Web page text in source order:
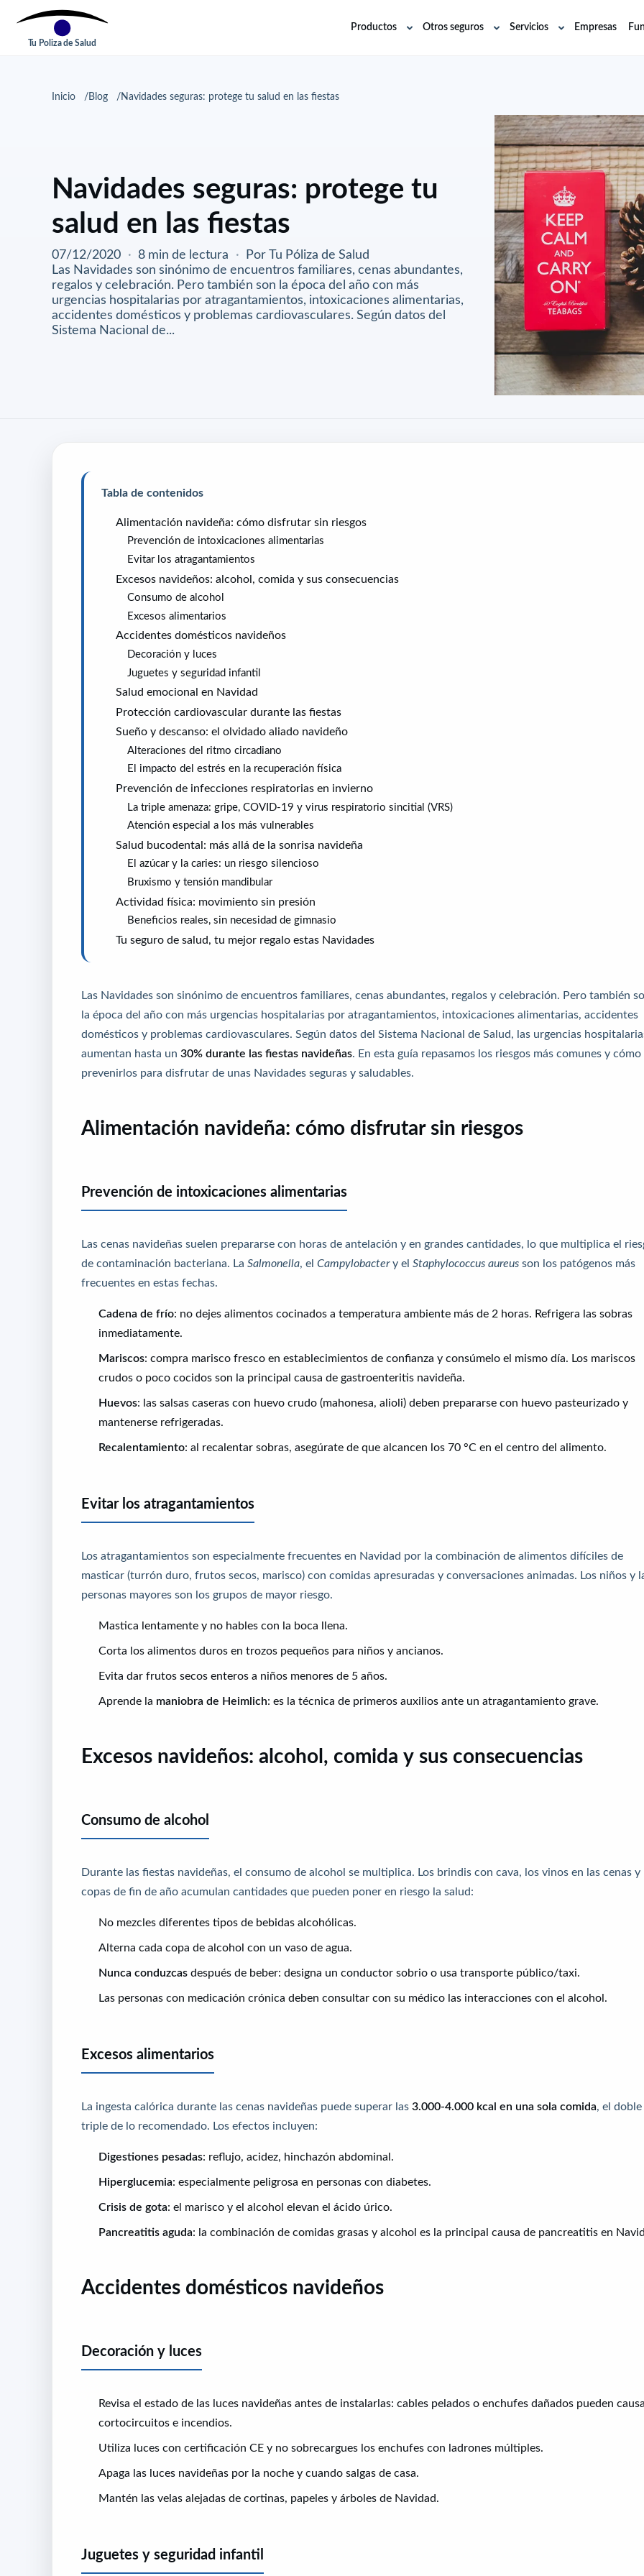
Tu Poliza de Salud
Productos
AbrirOtros seguros
AbrirServicios
AbrirEmpresas
Inicio Blog Navidades seguras: protege tu salud en las fiestas
Navidades seguras: protege tu
salud en las fiestas
07/12/2020 · 8 min de lectura ·
Por Tu Póliza de Salud
Las Navidades son sinónimo de encuentros familiares, cenas abundantes,
regalos y celebración. Pero también son la época del año con más
urgencias hospitalarias por atragantamientos, intoxicaciones alimentarias,
accidentes domésticos y problemas cardiovasculares. Según datos del
Sistema Nacional de...
Tabla de contenidos
Alimentación navideña: cómo disfrutar sin riesgos
Prevención de intoxicaciones alimentarias
Evitar los atragantamientos
Excesos navideños: alcohol, comida y sus consecuencias
Consumo de alcohol
Excesos alimentarios
Accidentes domésticos navideños
Decoración y luces
Juguetes y seguridad infantil
Salud emocional en Navidad
Protección cardiovascular durante las fiestas
Sueño y descanso: el olvidado aliado navideño
Alteraciones del ritmo circadiano
El impacto del estrés en la recuperación física
Prevención de infecciones respiratorias en invierno
La triple amenaza: gripe, COVID-19 y virus respiratorio sincitial (VRS)
Atención especial a los más vulnerables
Salud bucodental: más allá de la sonrisa navideña
El azúcar y la caries: un riesgo silencioso
Bruxismo y tensión mandibular
Actividad física: movimiento sin presión
Beneficios reales, sin necesidad de gimnasio
Tu seguro de salud, tu mejor regalo estas Navidades
Las Navidades son sinónimo de encuentros familiares, cenas abundantes, regalos y celebración. Pero también
la época del año con más urgencias hospitalarias por atragantamientos, intoxicaciones alimentarias, accidentes
domésticos y problemas cardiovasculares. Según datos del Sistema Nacional de Salud, las urgencias
aumentan hasta un 30% durante las fiestas navideñas. En esta guía repasamos los riesgos más comunes y cómo
prevenirlos para disfrutar de unas Navidades seguras y saludables.
Alimentación navideña: cómo disfrutar sin riesgos
Prevención de intoxicaciones alimentarias
Las cenas navideñas suelen prepararse con horas de antelación y en grandes cantidades, lo que multiplica el
de contaminación bacteriana. La Salmonella, el Campylobactery el Staphylococcus aureus son los patógenos más
frecuentes en estas fechas.
Cadena de frío: no dejes alimentos cocinados a temperatura ambiente más de 2 horas. Refrigera las sobras
inmediatamente.
Mariscos: compra marisco fresco en establecimientos de confianza y consúmelo el mismo día. Los mariscos
crudos o poco cocidos son la principal causa de gastroenteritis navideña.
Huevos: las salsas caseras con huevo crudo (mahonesa, alioli) deben prepararse con huevo pasteurizado y
mantenerse refrigeradas.
Recalentamiento: al recalentar sobras, asegúrate de que alcancen los 70 °C en el centro del alimento.
Evitar los atragantamientos
Los atragantamientos son especialmente frecuentes en Navidad por la combinación de alimentos difíciles de
masticar (turrón duro, frutos secos, marisco) con comidas apresuradas y conversaciones animadas. Los niños y
personas mayores son los grupos de mayor riesgo.
Mastica lentamente y no hables con la boca llena.
Corta los alimentos duros en trozos pequeños para niños y ancianos.
Evita dar frutos secos enteros a niños menores de 5 años.
Aprende la maniobra de Heimlich: es la técnica de primeros auxilios ante un atragantamiento grave.
Excesos navideños: alcohol, comida y sus consecuencias
Consumo de alcohol
Durante las fiestas navideñas, el consumo de alcohol se multiplica. Los brindis con cava, los vinos en las cenas y
copas de fin de año acumulan cantidades que pueden poner en riesgo la salud:
No mezcles diferentes tipos de bebidas alcohólicas.
Alterna cada copa de alcohol con un vaso de agua.
Nunca conduzcas después de beber: designa un conductor sobrio o usa transporte público/taxi.
Las personas con medicación crónica deben consultar con su médico las interacciones con el alcohol.
Excesos alimentarios
La ingesta calórica durante las cenas navideñas puede superar las 3.000-4.000 kcal en una sola comida, el doble
triple de lo recomendado. Los efectos incluyen:
Digestiones pesadas: reflujo, acidez, hinchazón abdominal.
Hiperglucemia: especialmente peligrosa en personas con diabetes.
Crisis de gota: el marisco y el alcohol elevan el ácido úrico.
Pancreatitis aguda: la combinación de comidas grasas y alcohol es la principal causa de pancreatitis en
Accidentes domésticos navideños
Decoración y luces
Revisa el estado de las luces navideñas antes de instalarlas: cables pelados o enchufes dañados pueden
cortocircuitos e incendios.
Utiliza luces con certificación CE y no sobrecargues los enchufes con ladrones múltiples.
Apaga las luces navideñas por la noche y cuando salgas de casa.
Mantén las velas alejadas de cortinas, papeles y árboles de Navidad.
Juguetes y seguridad infantil